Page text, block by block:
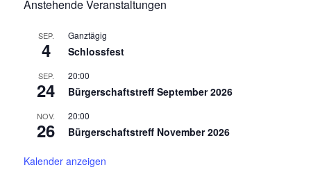
Anstehende Veranstaltungen
SEP.
4
Ganztägig
Schlossfest
SEP.
24
20:00
Bürgerschaftstreff September 2026
NOV.
26
20:00
Bürgerschaftstreff November 2026
Kalender anzeigen